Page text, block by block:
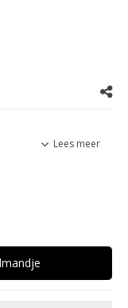
Lees meer